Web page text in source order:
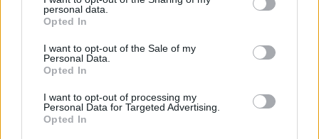
grant or deny consent to Google and its third-party tags to
use your data for below specified purposes in below Google
consent section.
personal data.
Opted In
I want to opt-out of the Sale of my
Personal Data.
Opted In
I want to opt-out of processing my
Personal Data for Targeted Advertising.
Opted In
Paks II.: Mit jelent az 5. blokk új